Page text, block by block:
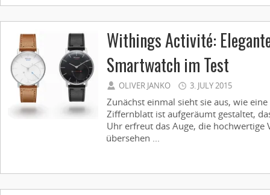
Withings Activité:
Smartwatch im Test
OLIVER JANKO 3. JULY 2015
Zunächst einmal sieht sie aus, wie
Ziffernblatt ist aufgeräumt gestaltet,
Uhr erfreut das Auge, die hochwertige
übersehen ...